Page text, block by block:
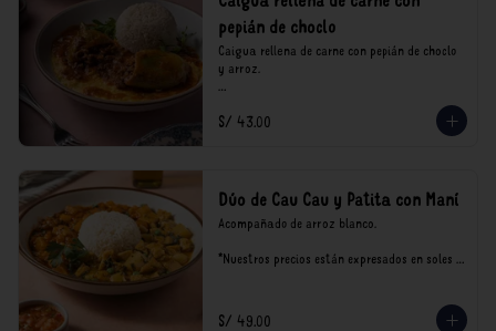
pepián de choclo
Caigua rellena de carne con pepián de choclo
y arroz.
*Nuestros precios están expresados en soles e
incluyen impuestos de ley y recargo al
S/ 43.00
Dúo de Cau Cau y Patita con Maní
Acompañado de arroz blanco.
*Nuestros precios están expresados en soles e
S/ 49.00